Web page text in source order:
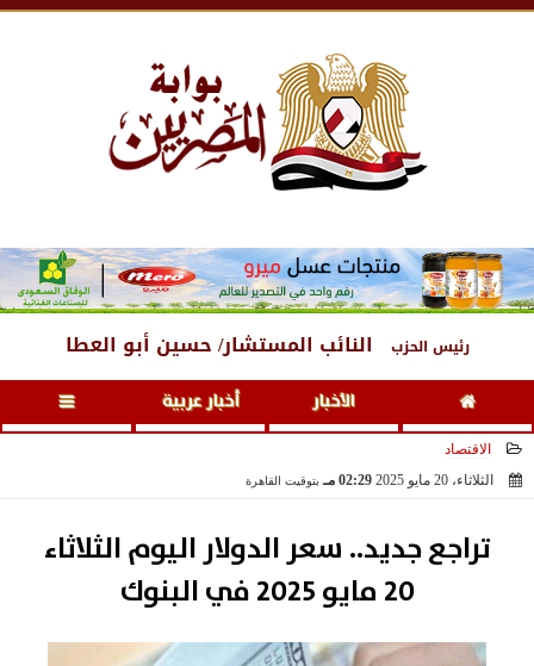
رئيس الحزب النائب المستشار/ حسين أبو العطا
الأخبار أخبار عربية
الاقتصاد
الثلاثاء، 20 مايو 2025
02:29 مـ بتوقيت القاهرة
تراجع جديد.. سعر الدولار اليوم الثلاثاء
20 مايو 2025 في البنوك